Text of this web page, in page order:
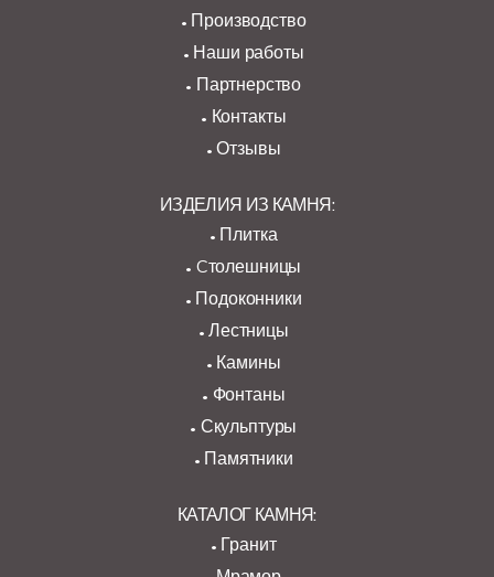
Производство
Наши работы
Партнерство
Контакты
Отзывы
ИЗДЕЛИЯ ИЗ КАМНЯ:
Плитка
Cтолешницы
Подоконники
Лестницы
Камины
Фонтаны
Скульптуры
Памятники
КАТАЛОГ КАМНЯ:
Гранит